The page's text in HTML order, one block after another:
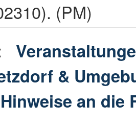
(PM)
&
Hinweise an die